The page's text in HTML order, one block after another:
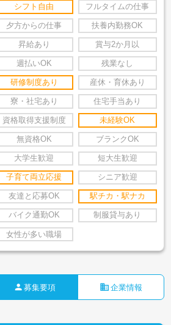
シフト自由 フルタイムの仕事
夕方からの仕事 扶養内勤務OK
昇給あり 賞与2か月以
週払いOK 残業なし
研修制度あり 産休・育休あり
寮・社宅あり 住宅手当あり
資格取得支援制度 未経験OK
無資格OK ブランクOK
大学生歓迎 短大生歓迎
子育て両立応援 シニア歓迎
友達と応募OK 駅チカ・駅ナカ
バイク通勤OK 制服貸与あり
女性が多い職場
person 募集要項 business 企業情報